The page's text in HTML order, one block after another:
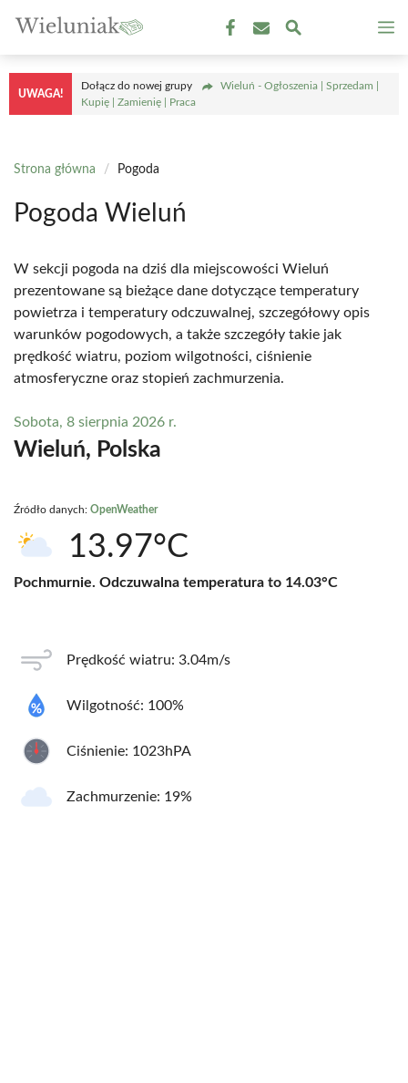
treści
UWAGA!
Dołącz do nowej grupy
Wieluń - Ogłoszenia | Sprzedam |
Kupię | Zamienię | Praca
Strona główna / Pogoda
Pogoda Wieluń
W sekcji pogoda na dziś dla miejscowości Wieluń
prezentowane są bieżące dane dotyczące temperatury
powietrza i temperatury odczuwalnej, szczegółowy opis
warunków pogodowych, a także szczegóły takie jak
prędkość wiatru, poziom wilgotności, ciśnienie
atmosferyczne oraz stopień zachmurzenia.
Sobota, 8 sierpnia 2026 r.
Wieluń, Polska
Źródło danych: OpenWeather
13.97°C
Pochmurnie. Odczuwalna temperatura to 14.03°C
Prędkość wiatru: 3.04m/s
Wilgotność: 100%
Ciśnienie: 1023hPA
Zachmurzenie: 19%